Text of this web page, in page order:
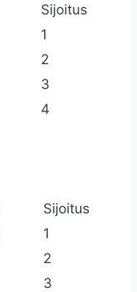
Sijoitus
1
2
3
4
Sijoitus
1
2
3